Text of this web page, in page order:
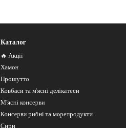
Каталог
🔥 Акції
Хамон
Прошутто
Ковбаси та м'ясні делікатеси
М'ясні консерви
Консерви рибні та морепродукти
Сири